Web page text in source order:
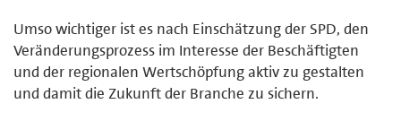
Umso wichtiger ist es nach Einschätzung der SPD, den
Veränderungsprozess im Interesse der Beschäftigten
und der regionalen Wertschöpfung aktiv zu gestalten
und damit die Zukunft der Branche zu sichern.